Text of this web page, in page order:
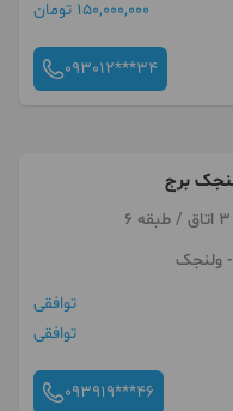
150,000,000 تومان
093012***34
- ولنجک
توافقی
توافقی
093919***46